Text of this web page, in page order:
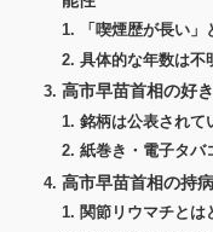
「喫煙歴が長い
具体的な年数は不
高市早苗首相の好
銘柄は公表されて
紙巻き・電子タバ
高市早苗首相の持
関節リウマチとは